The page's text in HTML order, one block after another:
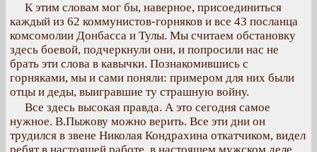
К этим словам мог бы, наверное, присоединиться
каждый из 62 коммунистов-горняков и все 43 посланца
комсомолии Донбасса и Тулы. Мы считаем обстановку
здесь боевой, подчеркнули они, и попросили нас не
брать эти слова в кавычки. Познакомившись с
горняками, мы и сами поняли: примером для них были
отцы и деды, выигравшие ту страшную войну.
Все здесь высокая правда. А это сегодня самое
нужное. В.Пыжову можно верить. Все эти дни он
трудился в звене Николая Кондрахина откатчиком, видел